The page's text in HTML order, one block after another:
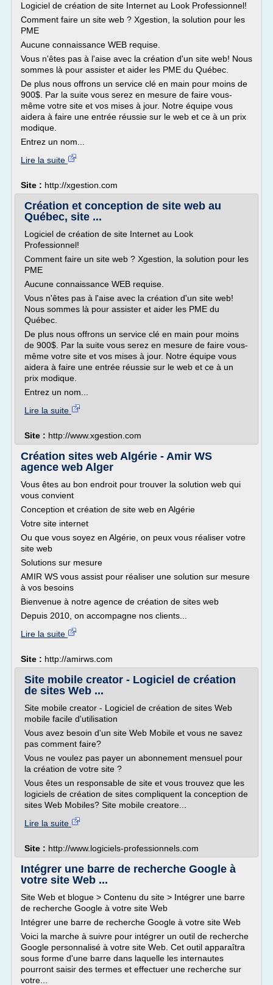
Logiciel de création de site Internet au Look Professionnel!
Comment faire un site web ? Xgestion, la solution pour les
PME
Aucune connaissance WEB requise.
Vous n'êtes pas à l'aise avec la création d'un site web! Nous
sommes là pour assister et aider les PME du Québec.
De plus nous offrons un service clé en main pour moins de
900$. Par la suite vous serez en mesure de faire vous-
même votre site et vos mises à jour. Notre équipe vous
aidera à faire une entrée réussie sur le web et ce à un prix
modique.
Entrez un nom...
Lire la suite
Site : http://xgestion.com
Création et conception de site web au
Québec, site ...
Logiciel de création de site Internet au Look
Professionnel!
Comment faire un site web ? Xgestion, la solution pour les
PME
Aucune connaissance WEB requise.
Vous n'êtes pas à l'aise avec la création d'un site web!
Nous sommes là pour assister et aider les PME du
Québec.
De plus nous offrons un service clé en main pour moins
de 900$. Par la suite vous serez en mesure de faire vous-
même votre site et vos mises à jour. Notre équipe vous
aidera à faire une entrée réussie sur le web et ce à un
prix modique.
Entrez un nom...
Lire la suite
Site : http://www.xgestion.com
Création sites web Algérie - Amir WS
agence web Alger
Vous êtes au bon endroit pour trouver la solution web qui
vous convient
Conception et création de site web en Algérie
Votre site internet
Ou que vous soyez en Algérie, on peux vous réaliser votre
site web
Solutions sur mesure
AMIR WS vous assist pour réaliser une solution sur mesure
à vos besoins
Bienvenue à notre agence de création de sites web
Depuis 2010, on accompagne nos clients...
Lire la suite
Site : http://amirws.com
Site mobile creator - Logiciel de création
de sites Web ...
Site mobile creator - Logiciel de création de sites Web
mobile facile d'utilisation
Vous avez besoin d'un site Web Mobile et vous ne savez
pas comment faire?
Vous ne voulez pas payer un abonnement mensuel pour
la création de votre site ?
Vous êtes un responsable de site et vous trouvez que les
logiciels de création de sites compliquent la conception de
sites Web Mobiles? Site mobile creatore...
Lire la suite
Site : http://www.logiciels-professionnels.com
Intégrer une barre de recherche Google à
votre site Web ...
Site Web et blogue > Contenu du site > Intégrer une barre
de recherche Google à votre site Web
Intégrer une barre de recherche Google à votre site Web
Voici la marche à suivre pour intégrer un outil de recherche
Google personnalisé à votre site Web. Cet outil apparaîtra
sous forme d'une barre dans laquelle les internautes
pourront saisir des termes et effectuer une recherche sur
votre...